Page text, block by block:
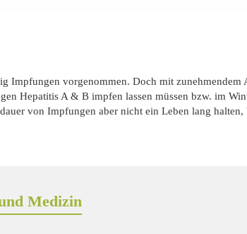
Impfungen vorgenommen. Doch mit
Hepatitis A & B impfen lassen müssen bzw. im
von Impfungen aber nicht ein Leben lang
Medizin